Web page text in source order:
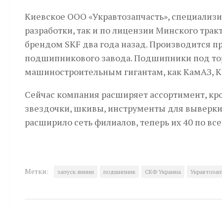
Киевское ООО «Укравтозапчасть»,
разработки, так и по лицензии Минского
брендом SKF два года назад. Производится
подшипникового завода. Подшипники под
машиностроительным гигантам, как КамАЗ,
Сейчас компания расширяет ассортимент,
звездочки, шкивы, инструменты для
расширило сеть филиалов, теперь их 40 по
Метки: запуск линии подшипник СКФ Украина